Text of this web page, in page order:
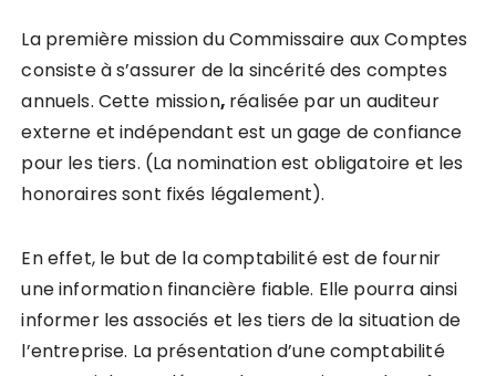
La première mission du Commissaire aux Comptes
consiste à s’assurer de la sincérité des comptes
annuels. Cette mission, réalisée par un auditeur
externe et indépendant est un gage de confiance
pour les tiers. (La nomination est obligatoire et les
honoraires sont fixés légalement).
En effet, le but de la comptabilité est de fournir
une information financière fiable. Elle pourra ainsi
informer les associés et les tiers de la situation de
l’entreprise. La présentation d’une comptabilité